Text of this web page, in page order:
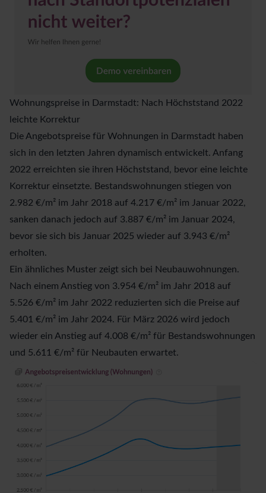
Wohnungspreise in Darmstadt: Nach Höchststand 2022
leichte Korrektur
Die Angebotspreise für Wohnungen in Darmstadt haben
sich in den letzten Jahren dynamisch entwickelt. Anfang
2022 erreichten sie ihren Höchststand, bevor eine leichte
Korrektur einsetzte. Bestandswohnungen stiegen von
2.982 €/m² im Jahr 2018 auf 4.217 €/m² im Januar 2022,
sanken danach jedoch auf 3.887 €/m² im Januar 2024,
bevor sie sich bis Januar 2025 wieder auf 3.943 €/m²
erholten.
Ein ähnliches Muster zeigt sich bei Neubauwohnungen.
Nach einem Anstieg von 3.954 €/m² im Jahr 2018 auf
5.526 €/m² im Jahr 2022 reduzierten sich die Preise auf
5.401 €/m² im Jahr 2024. Für März 2026 wird jedoch
wieder ein Anstieg auf 4.008 €/m² für Bestandswohnungen
und 5.611 €/m² für Neubauten erwartet.